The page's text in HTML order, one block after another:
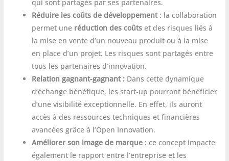
qui sont partagés par ses partenaires.
Réduire les coûts de développement : la collaboration
permet une réduction des coûts et des risques liés à
la mise en vente d’un nouveau produit ou à la mise
en place d’un projet. Les risques sont partagés entre
tous les partenaires d’innovation.
Relation gagnant-gagnant : Dans cette dynamique
d’échange bénéfique, les start-up pourront bénéficier
d’une visibilité exceptionnelle. En effet, ils auront
accès à des ressources techniques et financières
avancées grâce à l’Open Innovation.
Améliorer son image de marque : ce concept impacte
également le rapport entre l’entreprise et les